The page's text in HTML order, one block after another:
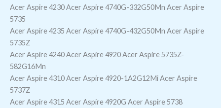
Acer Aspire 4230 Acer Aspire 4740G-332G50Mn Acer Aspire
5735
Acer Aspire 4235 Acer Aspire 4740G-432G50Mn Acer Aspire
5735Z
Acer Aspire 4240 Acer Aspire 4920 Acer Aspire 5735Z-
582G16Mn
Acer Aspire 4310 Acer Aspire 4920-1A2G12Mi Acer Aspire
5737Z
Acer Aspire 4315 Acer Aspire 4920G Acer Aspire 5738